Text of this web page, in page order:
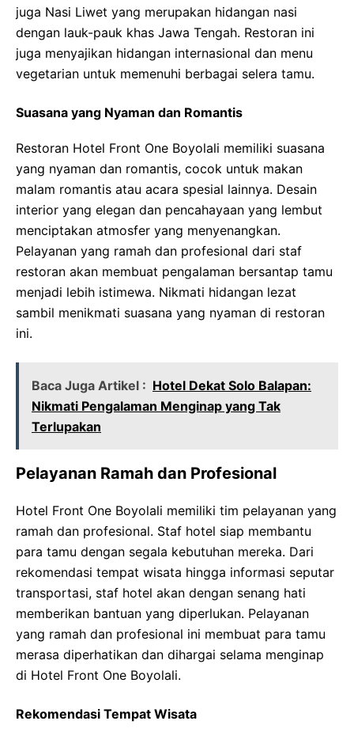
juga Nasi Liwet yang merupakan hidangan nasi
dengan lauk-pauk khas Jawa Tengah. Restoran ini
juga menyajikan hidangan internasional dan menu
vegetarian untuk memenuhi berbagai selera tamu.
Suasana yang Nyaman dan Romantis
Restoran Hotel Front One Boyolali memiliki suasana
yang nyaman dan romantis, cocok untuk makan
malam romantis atau acara spesial lainnya. Desain
interior yang elegan dan pencahayaan yang lembut
menciptakan atmosfer yang menyenangkan.
Pelayanan yang ramah dan profesional dari staf
restoran akan membuat pengalaman bersantap tamu
menjadi lebih istimewa. Nikmati hidangan lezat
sambil menikmati suasana yang nyaman di restoran
ini.
Baca Juga Artikel : Hotel Dekat Solo Balapan:
Nikmati Pengalaman Menginap yang Tak
Terlupakan
Pelayanan Ramah dan Profesional
Hotel Front One Boyolali memiliki tim pelayanan yang
ramah dan profesional. Staf hotel siap membantu
para tamu dengan segala kebutuhan mereka. Dari
rekomendasi tempat wisata hingga informasi seputar
transportasi, staf hotel akan dengan senang hati
memberikan bantuan yang diperlukan. Pelayanan
yang ramah dan profesional ini membuat para tamu
merasa diperhatikan dan dihargai selama menginap
di Hotel Front One Boyolali.
Rekomendasi Tempat Wisata